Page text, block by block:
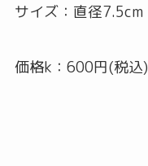
サイズ：直径7.5cm
価格k：600円(税込)